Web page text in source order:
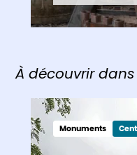
À découvrir
Monuments